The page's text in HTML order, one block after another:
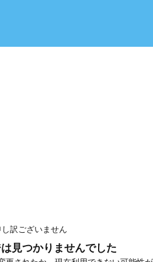
訳ございません
見つかりませんでした